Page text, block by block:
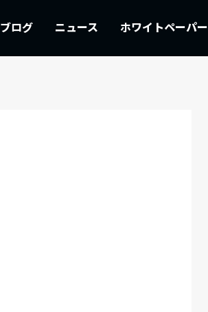
ブログ ニュース ホワイトペーパー